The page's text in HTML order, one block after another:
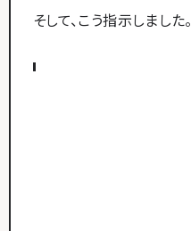
そして、こう指示しました。